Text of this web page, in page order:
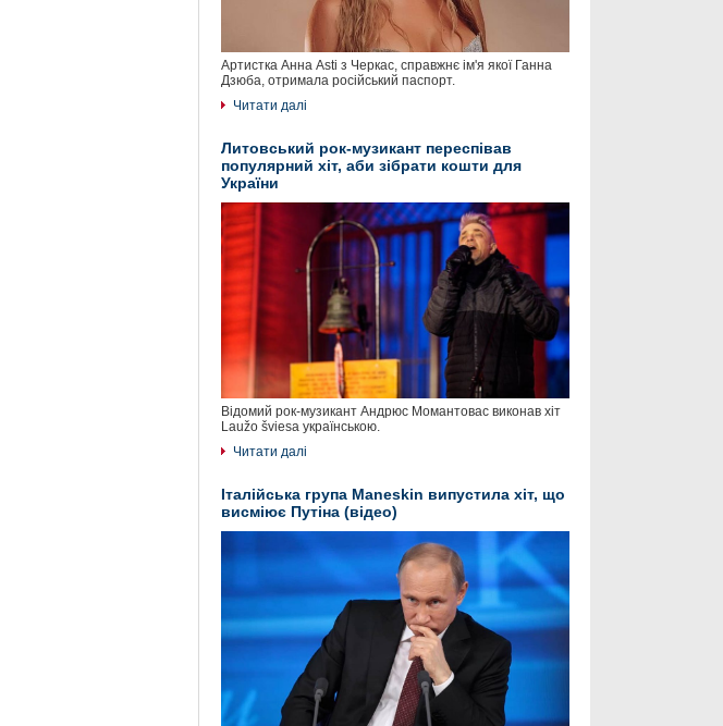
Артистка Анна Asti з Черкас, справжнє ім'я якої Ганна
Дзюба, отримала російський паспорт.
Читати далі
Литовський рок-музикант переспівав
популярний хіт, аби зібрати кошти для
України
Відомий рок-музикант Андрюс Момантовас виконав хіт
Laužo šviesa українською.
Читати далі
Італійська група Maneskin випустила хіт, що
висміює Путіна (відео)